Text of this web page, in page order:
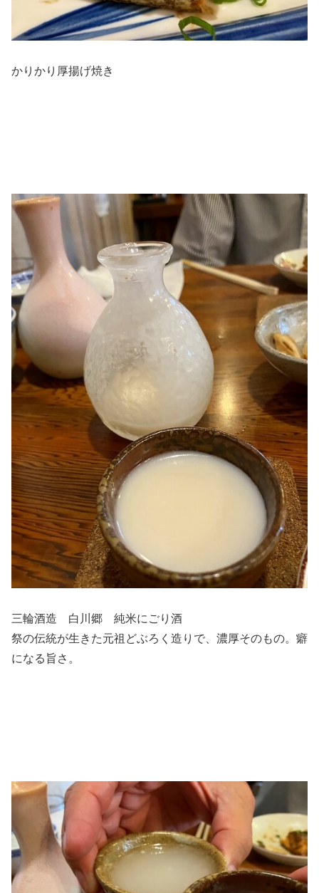
かりかり厚揚げ焼き
三輪酒造 白川郷 純米にごり酒
祭の伝統が生きた元祖どぶろく造りで、濃厚そのもの。癖
になる旨さ。